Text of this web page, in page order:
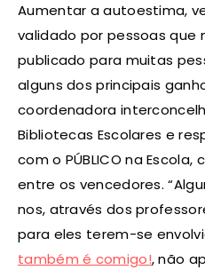
Aumentar a autoestima,
validado por pessoas que
publicado para muitas
alguns dos principais
coordenadora
Bibliotecas Escolares e
com o PÚBLICO na
entre os vencedores.
nos, através dos
para eles terem-se
também é comigo!, não